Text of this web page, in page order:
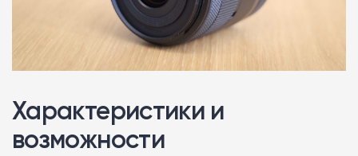
Характеристики и
возможности